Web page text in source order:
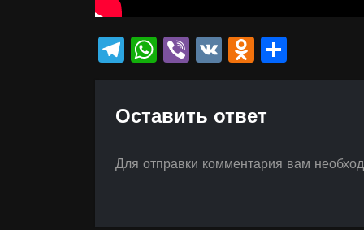
Telegram
WhatsApp
Viber
VK
Оставить ответ
Для отправки комментария вам